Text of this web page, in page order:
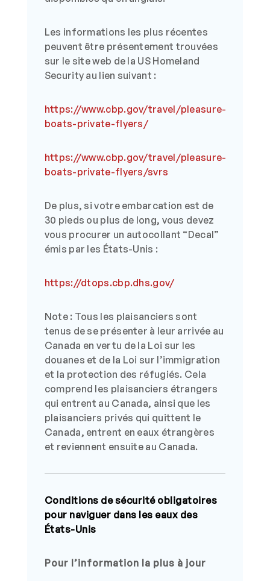
Les informations les plus récentes
peuvent être présentement trouvées
sur le site web de la US Homeland
Security au lien suivant :
https://www.cbp.gov/travel/pleasure-
boats-private-flyers/
https://www.cbp.gov/travel/pleasure-
boats-private-flyers/svrs
De plus, si votre embarcation est de
30 pieds ou plus de long, vous devez
vous procurer un autocollant “Decal”
émis par les États-Unis :
https://dtops.cbp.dhs.gov/
Note : Tous les plaisanciers sont
tenus de se présenter à leur arrivée au
Canada en vertu de la Loi sur les
douanes et de la Loi sur l’immigration
et la protection des réfugiés. Cela
comprend les plaisanciers étrangers
qui entrent au Canada, ainsi que les
plaisanciers privés qui quittent le
Canada, entrent en eaux étrangères
et reviennent ensuite au Canada.
Conditions de sécurité obligatoires
pour naviguer dans les eaux des
États-Unis
Pour l’information la plus à jour